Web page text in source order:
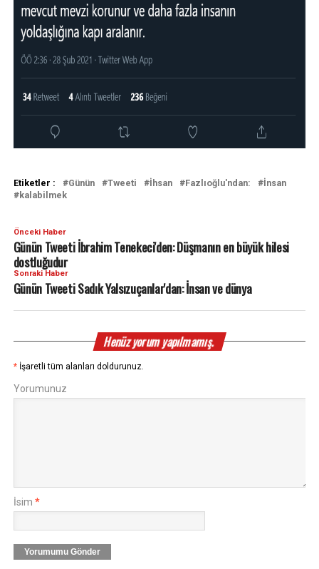
Etiketler : Günün Tweeti İhsan Fazlıoğlu'ndan:
İnsan
kalabilmek
Önceki Haber
Günün Tweeti İbrahim Tenekeci'den: Düşmanın en büyük hilesi
dostluğudur
Sonraki Haber
Günün Tweeti Sadık Yalsızuçanlar'dan: İnsan ve dünya
Henüz yorum yapılmamış.
* İşaretli tüm alanları doldurunuz.
Yorumunuz
İsim *
Yorumumu Gönder